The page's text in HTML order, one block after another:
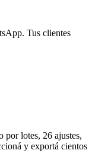
Tus clientes
por lotes, 26 ajustes,
y exportá cientos